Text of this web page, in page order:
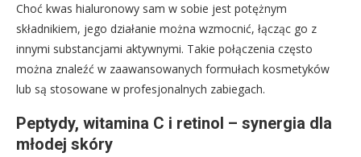
Choć kwas hialuronowy sam w sobie jest potężnym
składnikiem, jego działanie można wzmocnić, łącząc go z
innymi substancjami aktywnymi. Takie połączenia często
można znaleźć w zaawansowanych formułach kosmetyków
lub są stosowane w profesjonalnych zabiegach.
Peptydy, witamina C i retinol – synergia dla
młodej skóry